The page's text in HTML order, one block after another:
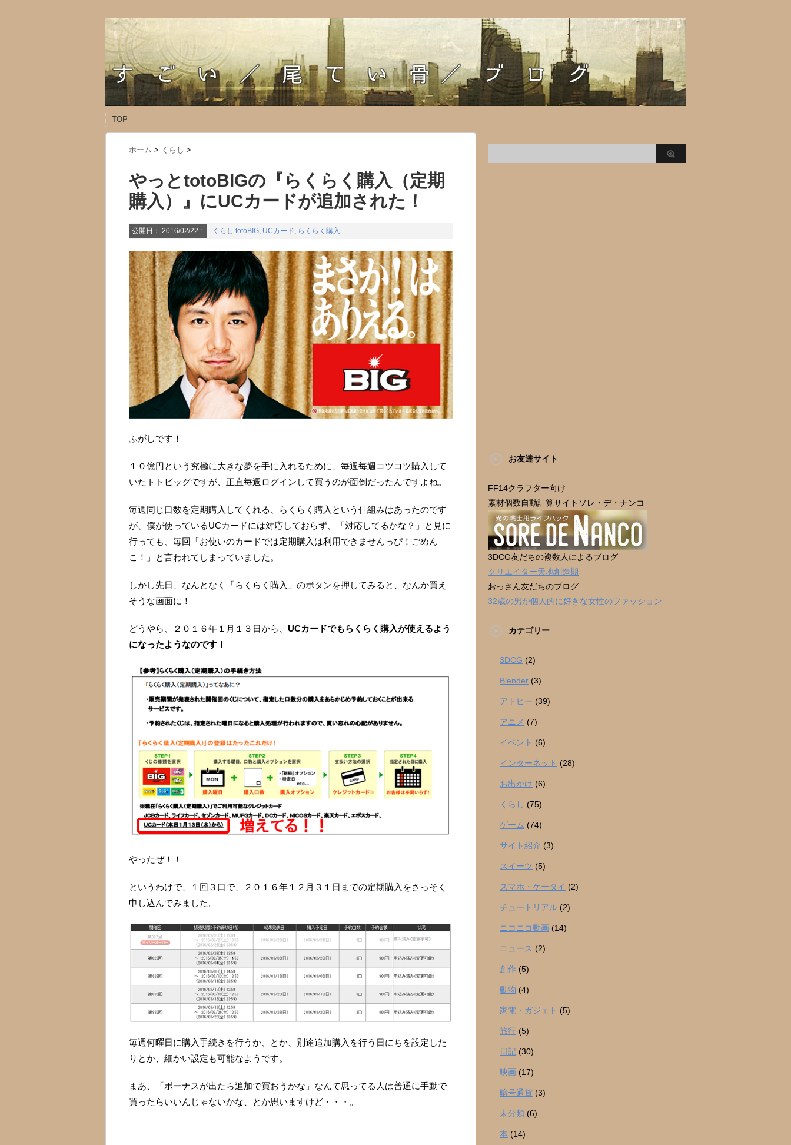
TOP
ホーム > くらし >
やっとtotoBIGの『らくらく購入（定期
購入）』にUCカードが追加された！
公開日： 2016/02/22 : くらし totoBIG, UCカード, らくらく購入
ふがしです！
１０億円という究極に大きな夢を手に入れるために、毎週毎週コツコツ購入して
いたトトビッグですが、正直毎週ログインして買うのが面倒だったんですよね。
毎週同じ口数を定期購入してくれる、らくらく購入という仕組みはあったのです
が、僕が使っているUCカードには対応しておらず、「対応してるかな？」と見に
行っても、毎回「お使いのカードでは定期購入は利用できませんっぴ！ごめん
こ！」と言われてしまっていました。
しかし先日、なんとなく「らくらく購入」のボタンを押してみると、なんか買え
そうな画面に！
どうやら、２０１６年１月１３日から、 UCカードでもらくらく購入が使えるよう
になったようなのです！
やったぜ！！
というわけで、１回３口で、２０１６年１２月３１日までの定期購入をさっそく
申し込んでみました。
毎週何曜日に購入手続きを行うか、とか、別途追加購入を行う日にちを設定した
りとか、細かい設定も可能なようです。
まあ、「ボーナスが出たら追加で買おうかな」なんて思ってる人は普通に手動で
買ったらいいんじゃないかな、とか思いますけど・・・。
お友達サイト
FF14クラフター向け
素材個数自動計算サイトソレ・デ・ナンコ
3DCG友だちの複数人によるブログ
クリエイター天地創造期
おっさん友だちのブログ
32歳の男が個人的に好きな女性のファッション
カテゴリー
3DCG (2)
Blender (3)
アトピー (39)
アニメ (7)
イベント (6)
インターネット (28)
お出かけ (6)
くらし (75)
ゲーム (74)
サイト紹介 (3)
スイーツ (5)
スマホ・ケータイ (2)
チュートリアル (2)
ニコニコ動画 (14)
ニュース (2)
創作 (5)
動物 (4)
家電・ガジェト (5)
旅行 (5)
日記 (30)
映画 (17)
暗号通貨 (3)
未分類 (6)
本 (14)